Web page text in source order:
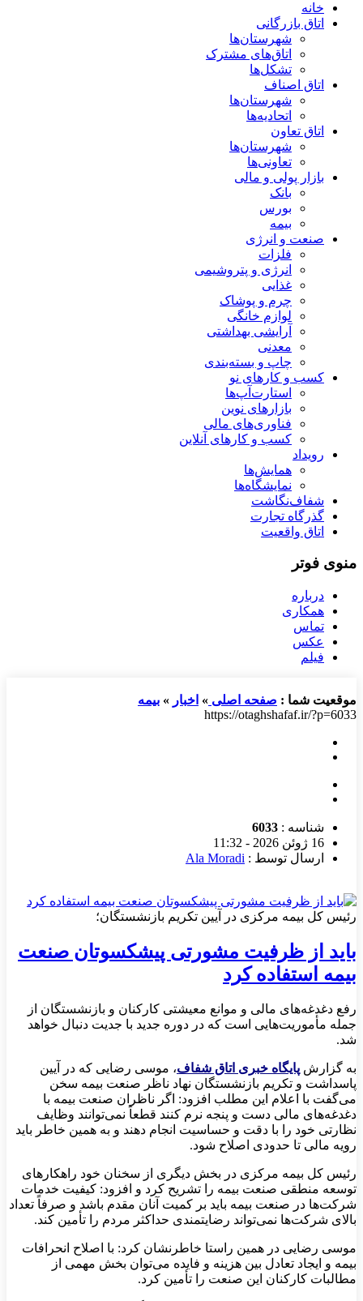
خانه
اتاق بازرگانی
شهرستان‌ها
اتاق‌های مشترک
تشکل‌ها
اتاق اصناف
شهرستان‌ها
اتحادیه‌ها
اتاق تعاون
شهرستان‌ها
تعاونی‌ها
بازار پولی و مالی
بانک
بورس
بیمه
صنعت و انرژی
فلزات
انرژی و پتروشیمی
غذایی
چرم و پوشاک
لوازم خانگی
آرایشی بهداشتی
معدنی
چاپ و بسته‌بندی
کسب و کارهای نو
استارت‌آپ‌ها
بازارهای نوین
فناوری‌های مالی
کسب و کارهای آنلاین
رویداد
همایش‌ها
نمایشگاه‌ها
شفاف‌نگاشت
گذرگاه تجارت
اتاق واقعیت
منوی فوتر
درباره
همکاری
تماس
عکس
فیلم
موقعیت شما : صفحه اصلی » اخبار » بیمه
https://otaghshafaf.ir/?p=6033
شناسه : 6033
16 ژوئن 2026 - 11:32
ارسال توسط : Ala Moradi
رئیس کل بیمه مرکزی در آیین تکریم بازنشستگان؛
باید از ظرفیت مشورتی پیشكسوتان صنعت
بیمه استفاده كرد
رفع دغدغه‌های مالی و موانع معیشتی کارکنان و بازنشستگان از
جمله مأموریت‌هایی است که در دوره جدید با جدیت دنبال خواهد
شد.
به گزارش پایگاه خبری اتاق شفاف، موسی رضایی که در آیین
پاسداشت و تکریم بازنشستگان نهاد ناظر صنعت بیمه سخن
می‌گفت با اعلام این مطلب افزود: اگر ناظران صنعت بیمه با
دغدغه‌های مالی دست و پنجه نرم کنند قطعاً نمی‌توانند وظایف
نظارتی خود را با دقت و حساسیت انجام دهند و به همین خاطر باید
رویه مالی تا حدودی اصلاح شود.
رئیس کل بیمه مرکزی در بخش دیگری از سخنان خود راهکارهای
توسعه منطقی صنعت بیمه را تشریح کرد و افزود: کیفیت خدمات
شرکت‌ها در صنعت بیمه باید بر کمیت آنان مقدم باشد و صرفاً تعداد
بالای شرکت‌ها نمی‌تواند رضایتمندی حداکثر مردم را تأمین کند.
موسی رضایی در همین راستا خاطرنشان کرد: با اصلاح انحرافات
بیمه و ایجاد تعادل بین هزینه و فایده می‌توان بخش مهمی از
مطالبات کارکنان این صنعت را تأمین کرد.